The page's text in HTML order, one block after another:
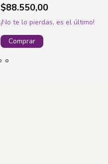
$88.550,00
¡No te lo pierdas, es el último!